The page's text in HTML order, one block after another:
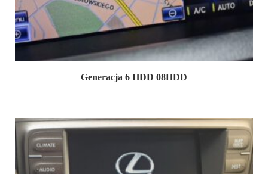
Generacja 6 HDD 08HDD